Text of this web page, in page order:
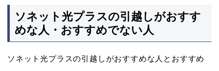
ソネット光プラスの引越しがおすす
めな人・おすすめでない人
ソネット光プラスの引越しがおすすめな人とおすすめ